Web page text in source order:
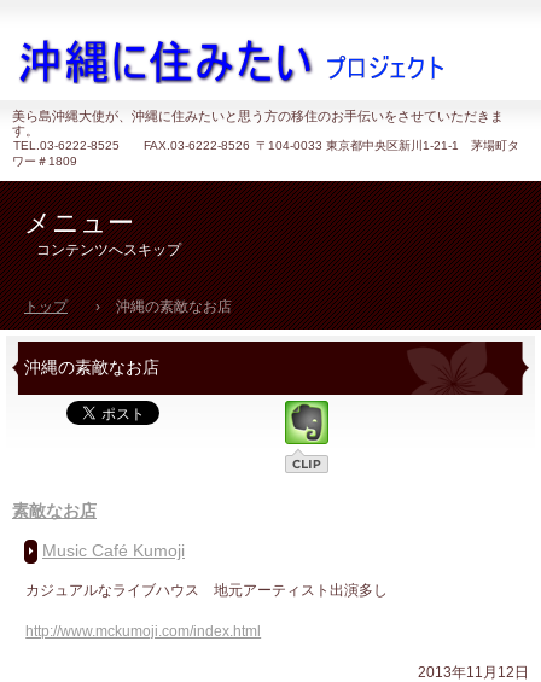
美ら島沖縄大使が、沖縄に住みたいと思う方の移住のお手伝いをさせていただきま
す。
TEL. 03-6222-8525 FAX.03-6222-8526 〒104-0033 東京都中央区新川1-21-1 茅場町タ
ワー＃1809
メニュー
コンテンツへスキップ
トップ › 沖縄の素敵なお店
沖縄の素敵なお店
素敵なお店
Music Café Kumoji
カジュアルなライブハウス 地元アーティスト出演多し
http://www.mckumoji.com/index.html
2013年11月12日